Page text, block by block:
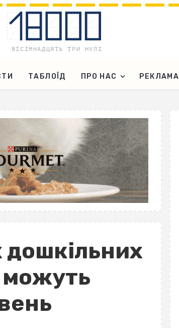
ТАБЛОЇД ПРО НАС РЕКЛАМА
дошкільних
можуть